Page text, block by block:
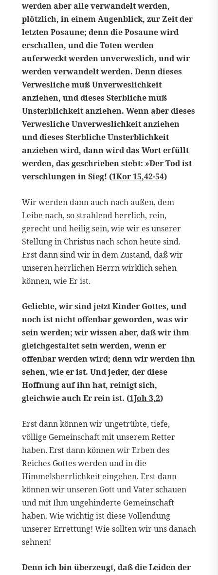
werden aber alle verwandelt werden,
plötzlich, in einem Augenblick, zur Zeit der
letzten Posaune; denn die Posaune wird
erschallen, und die Toten werden
auferweckt werden unverweslich, und wir
werden verwandelt werden. Denn dieses
Verwesliche muß Unverweslichkeit
anziehen, und dieses Sterbliche muß
Unsterblichkeit anziehen. Wenn aber dieses
Verwesliche Unverweslichkeit anziehen
und dieses Sterbliche Unsterblichkeit
anziehen wird, dann wird das Wort erfüllt
werden, das geschrieben steht: »Der Tod ist
verschlungen in Sieg! (1Kor 15,42-54)
Wir werden dann auch nach außen, dem
Leibe nach, so strahlend herrlich, rein,
gerecht und heilig sein, wie wir es unserer
Stellung in Christus nach schon heute sind.
Erst dann sind wir in dem Zustand, daß wir
unseren herrlichen Herrn wirklich sehen
können, wie Er ist.
Geliebte, wir sind jetzt Kinder Gottes, und
noch ist nicht offenbar geworden, was wir
sein werden; wir wissen aber, daß wir ihm
gleichgestaltet sein werden, wenn er
offenbar werden wird; denn wir werden ihn
sehen, wie er ist. Und jeder, der diese
Hoffnung auf ihn hat, reinigt sich,
gleichwie auch Er rein ist. (1Joh 3,2)
Erst dann können wir ungetrübte, tiefe,
völlige Gemeinschaft mit unserem Retter
haben. Erst dann können wir Erben des
Reiches Gottes werden und in die
Himmelsherrlichkeit eingehen. Erst dann
können wir unseren Gott und Vater schauen
und mit Ihm ungehinderte Gemeinschaft
haben. Wie wichtig ist diese Vollendung
unserer Errettung! Wie sollten wir uns danach
sehnen!
Denn ich bin überzeugt, daß die Leiden der